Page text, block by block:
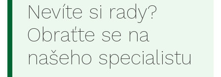
Nevíte si rady?
Obraťte se na
našeho specialistu